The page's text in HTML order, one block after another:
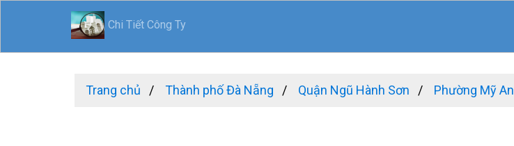
Chi Tiết Công Ty
Trang chủ Thành phố Đà Nẵng Quận Ngũ Hành Sơn Phường Mỹ An